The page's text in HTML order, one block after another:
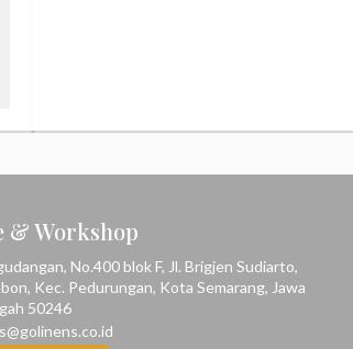
& Workshop
No.400 blok F, Jl. Brigjen Sudiarto,
Kec. Pedurungan, Kota Semarang, Jawa
50246